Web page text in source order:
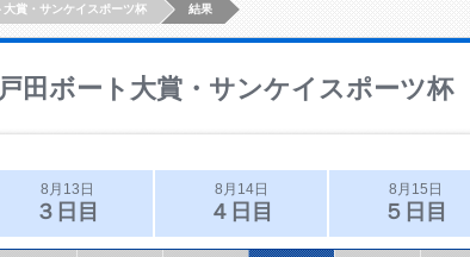
賞・サンケイスポーツ杯 結果
田ボート大賞・サンケイスポーツ杯
8月13日
３日目
8月14日
４日目
8月15日
５日目